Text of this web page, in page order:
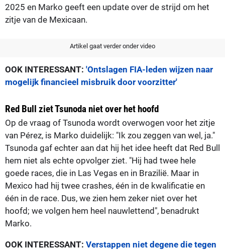
2025 en Marko geeft een update over de strijd om het
zitje van de Mexicaan.
Artikel gaat verder onder video
OOK INTERESSANT: 'Ontslagen FIA-leden wijzen naar
mogelijk financieel misbruik door voorzitter'
Red Bull ziet Tsunoda niet over het hoofd
Op de vraag of Tsunoda wordt overwogen voor het zitje
van Pérez, is Marko duidelijk: "Ik zou zeggen van wel, ja."
Tsunoda gaf echter aan dat hij het idee heeft dat Red Bull
hem niet als echte opvolger ziet. "Hij had twee hele
goede races, die in Las Vegas en in Brazilië. Maar in
Mexico had hij twee crashes, één in de kwalificatie en
één in de race. Dus, we zien hem zeker niet over het
hoofd; we volgen hem heel nauwlettend", benadrukt
Marko.
OOK INTERESSANT: Verstappen niet degene die tegen